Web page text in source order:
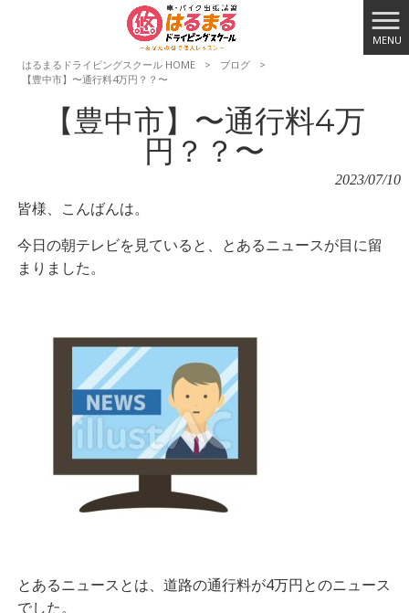
MENU
はるまるドライビングスクール HOME
> ブログ
>
【豊中市】〜通行料4万円？？〜
【豊中市】〜通行料4万
円？？〜
2023/07/10
皆様、こんばんは。
今日の朝テレビを見ていると、とあるニュースが目に留
まりました。
とあるニュースとは、道路の通行料が4万円とのニュース
でした。